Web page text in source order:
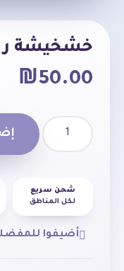
خشخيشة
₪50.00
شحن سريع
لكل المناطق
أضيفوا